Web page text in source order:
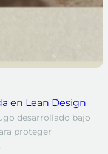
en Lean Design
desarrollado bajo
proteger